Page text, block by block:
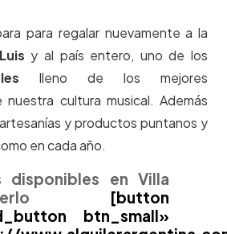
para regalar nuevamente a la
y al país entero, uno de los
lleno de los mejores
cultura musical. Además
y productos puntanos y
en cada año.
disponibles en Villa
[button
btn_small»